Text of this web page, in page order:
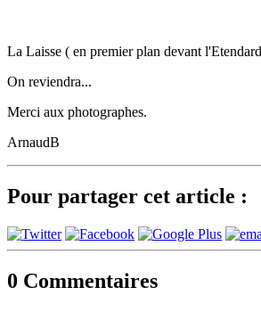
La Laisse ( en premier plan devant
On reviendra...
Merci aux photographes.
ArnaudB
Pour partager cet article :
0 Commentaires